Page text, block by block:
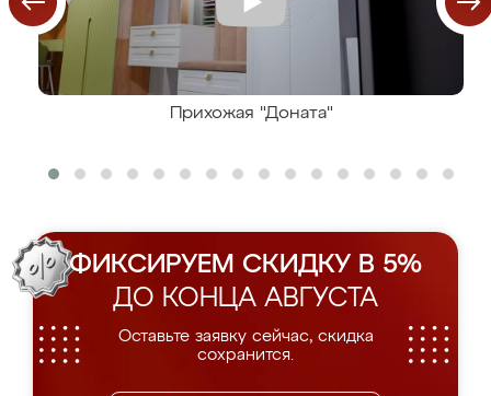
Прихожая "Доната"
ФИКСИРУЕМ СКИДКУ В 5%
ДО КОНЦА АВГУСТА
Оставьте заявку сейчас, скидка
сохранится.